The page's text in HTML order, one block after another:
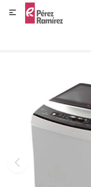

OFERTAS
BLOG